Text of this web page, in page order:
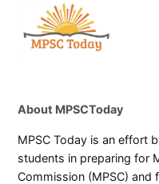
About MPSCToday
MPSC Today is an effort
students in preparing for
Commission (MPSC)